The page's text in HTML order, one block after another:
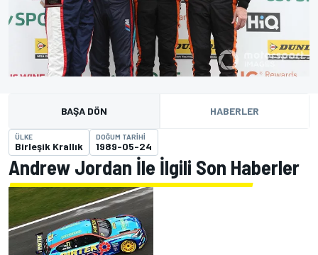
BAŞA DÖN HABERLER
ÜLKE
Birleşik Krallık
DOĞUM TARIHI
1989-05-24
Andrew Jordan İle İlgili Son Haberler